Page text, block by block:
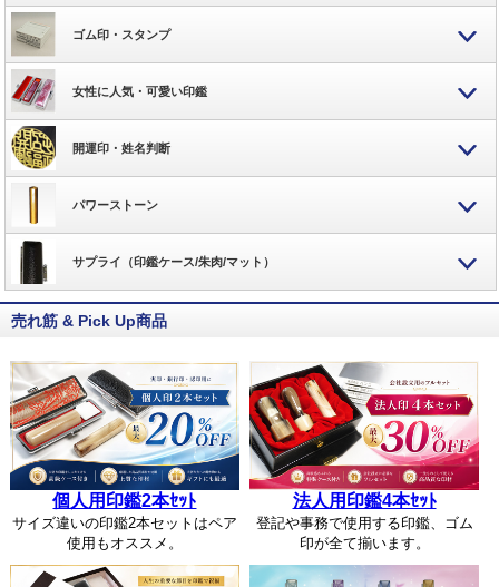
ゴム印・スタンプ
女性に人気・可愛い印鑑
開運印・姓名判断
パワーストーン
サプライ（印鑑ケース/朱肉/マット）
売れ筋 & Pick Up商品
個人用印鑑2本ｾｯﾄ
サイズ違いの印鑑2本セットはペア
使用もオススメ。
法人用印鑑4本ｾｯﾄ
登記や事務で使用する印鑑、ゴム
印が全て揃います。